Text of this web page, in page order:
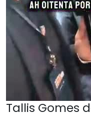
Tallis Gomes